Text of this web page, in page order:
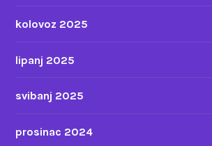
kolovoz 2025
lipanj 2025
svibanj 2025
prosinac 2024